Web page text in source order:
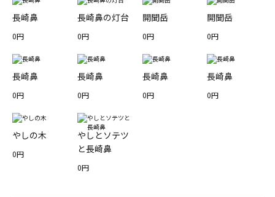
長崎鼻
0円
長崎鼻の灯台
0円
開聞岳
0円
開聞岳
0円
長崎鼻
0円
長崎鼻
0円
長崎鼻
0円
長崎鼻
0円
やしの木
0円
やしとソテツ
と長崎鼻
0円